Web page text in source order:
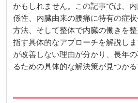
かもしれません。この記事では、
係性、内臓由来の腰痛に特有の症
方法、そして整体で内臓の働きを
指す具体的なアプローチを解説し
が改善しない理由が分かり、長年
るための具体的な解決策が見つかる